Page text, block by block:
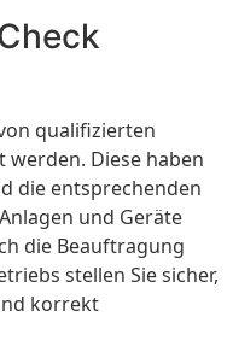
qualifizierten
Diese haben
die entsprechenden
und Geräte
die Beauftragung
stellen Sie sicher,
korrekt